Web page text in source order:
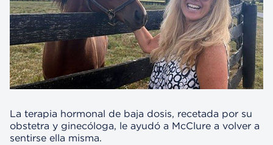
La terapia hormonal de baja dosis, recetada por su
obstetra y ginecóloga, le ayudó a McClure a volver a
sentirse ella misma.